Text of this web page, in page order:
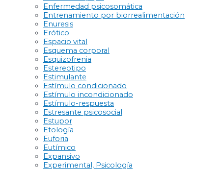
Enfermedad psicosomática
Entrenamiento por biorrealimentación
Enuresis
Erótico
Espacio vital
Esquema corporal
Esquizofrenia
Estereotipo
Estimulante
Estímulo condicionado
Estímulo incondicionado
Estímulo-respuesta
Estresante psicosocial
Estupor
Etología
Euforia
Eutímico
Expansivo
Experimental, Psicología